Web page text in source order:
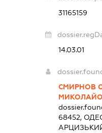
31165159
14.03.01
СМИРНОВ
68452,